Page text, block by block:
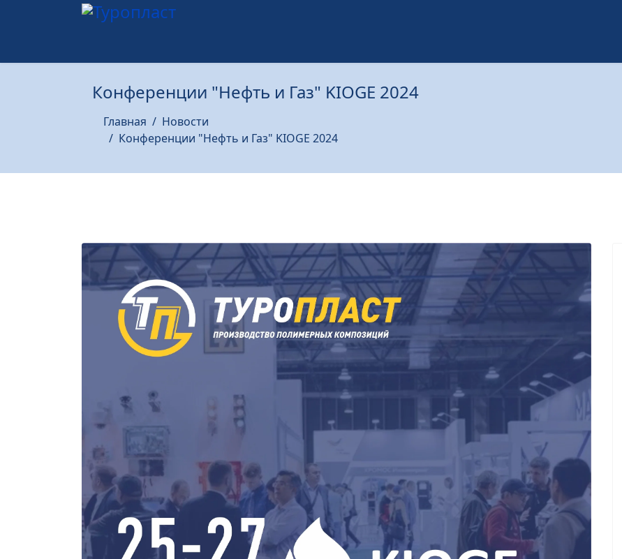
Конференции "Нефть и Газ" KIOGE 2024
Главная
Новости
Конференции "Нефть и Газ" KIOGE 2024